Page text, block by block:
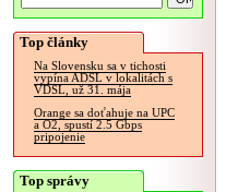
Top články
Na Slovensku sa v tichosti
vypína ADSL v lokalitách s
VDSL, už 31. mája
Orange sa doťahuje na UPC
a O2, spustí 2.5 Gbps
pripojenie
Top správy